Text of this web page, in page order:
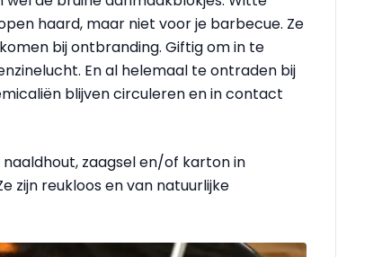
haard, maar niet voor je barbecue. Ze
bij ontbranding. Giftig om in te
En al helemaal te ontraden bij
blijven circuleren en in contact
zaagsel en/of karton in
zijn reukloos en van natuurlijke